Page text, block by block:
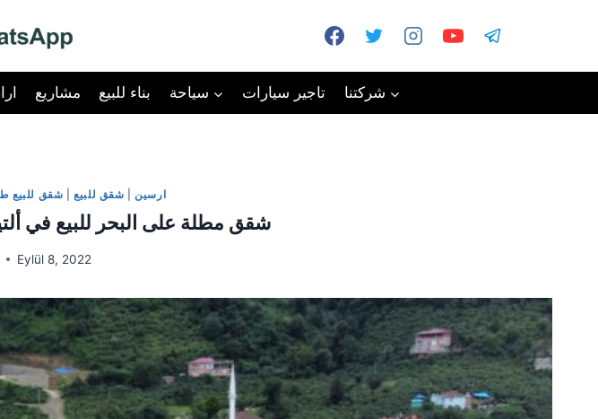
مشاريع بناء للبيع سياحة تاجير سيارات شركتنا
ارسين| شقق للبيع| شقق للبيع
شقق مطلة على البحر للبيع في
Eylül 8, 2022